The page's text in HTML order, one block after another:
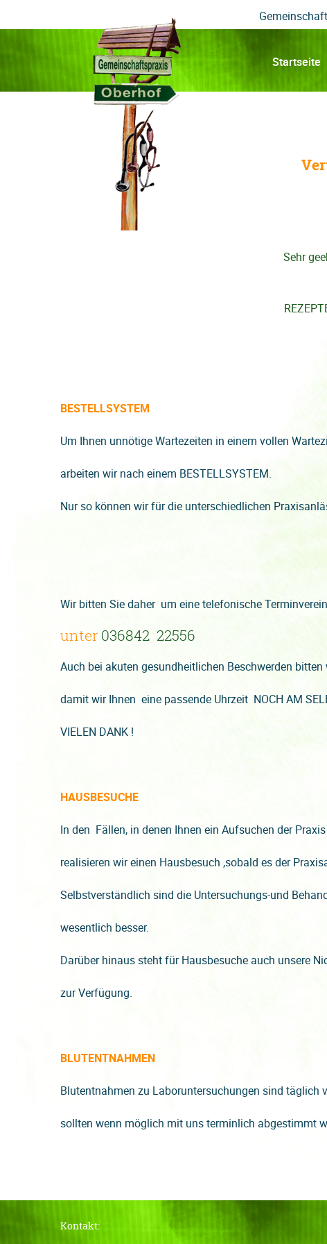
Startseite
Sehr
BESTELLSYSTEM
Um Ihnen unnötige Wartezeiten in einem vollen
arbeiten wir nach einem BESTELLSYSTEM.
Nur so können wir für die unterschiedlichen
Wir bitten Sie daher um eine telefonische
unter 036842 22556
Auch bei akuten gesundheitlichen Beschwerden
damit wir Ihnen eine passende Uhrzeit NOCH AM
VIELEN DANK !
HAUSBESUCHE
In den Fällen, in denen Ihnen ein Aufsuchen der
realisieren wir einen Hausbesuch ,sobald es der
Selbstverständlich sind die Untersuchungs-und
wesentlich besser.
Darüber hinaus steht für Hausbesuche auch unsere
zur Verfügung.
BLUTENTNAHMEN
Blutentnahmen zu Laboruntersuchungen sind täglich
sollten wenn möglich mit uns terminlich abgestimmt
Kontakt: